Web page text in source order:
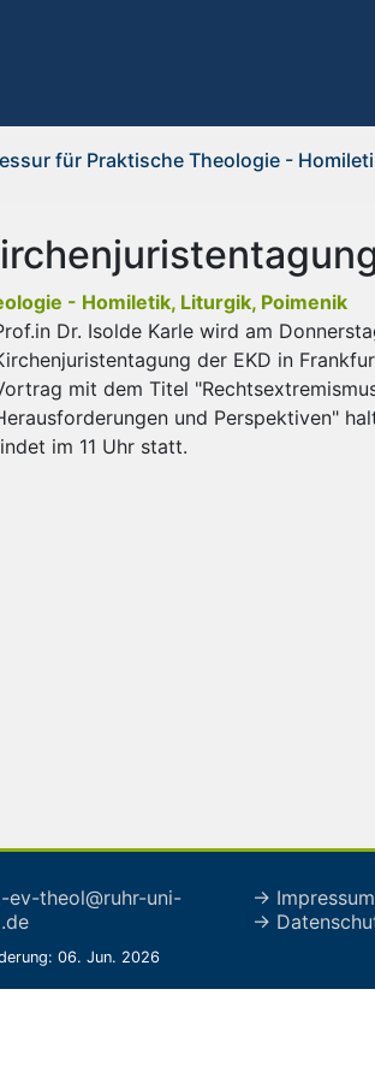
für Praktische Theologie -
- Homiletik, Liturgik, Poimenik
Dr. Isolde Karle wird am
der EKD in
mit dem Titel
und Perspektiven"
im 11 Uhr statt.
ev-theol@ruhr-uni-
→ Impressum
→
06. Jun. 2026